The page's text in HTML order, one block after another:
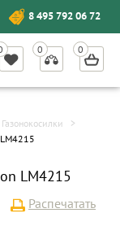
8 495 792 06 72
Газонокосилки
LM4215
Распечатать